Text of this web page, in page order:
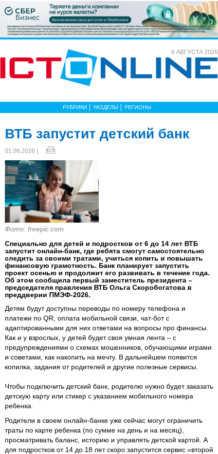
6 АВГУСТА 2026
РУБРИКИ РАЗДЕЛЫ РЕГИОНЫ
ВТБ запустит детский банк
01.06.2026 |
Фото: freepic.com
Специально для детей и подростков от 6 до 14 лет ВТБ
запустит онлайн-банк, где ребята смогут самостоятельно
следить за своими тратами, учиться копить и повышать
финансовую грамотность. Банк планирует запустить
проект осенью и продолжит его развивать в течение года.
Об этом сообщила первый заместитель президента –
председателя правления ВТБ Ольга Скоробогатова в
преддверии ПМЭФ-2026.
Детям будут доступны переводы по номеру телефона и
платежи по QR, оплата мобильной связи, чат-бот с
адаптированными для них ответами на вопросы про финансы.
Как и у взрослых, у детей будет своя умная лента – с
предупреждениями о схемах мошенников, обучающими играми
и советами, как накопить на мечту. В дальнейшем появится
копилка, задания от родителей и другие полезные сервисы.
Чтобы подключить детский банк, родителю нужно будет заказать
детскую карту или стикер с указанием мобильного номера
ребенка.
Родители в своем онлайн-банке уже сейчас могут ограничить
траты по карте ребенка (по сумме на день и на месяц),
просматривать баланс, историю и управлять детской картой. А
для подростков от 14 до 18 лет скоро запустится сервис «второй